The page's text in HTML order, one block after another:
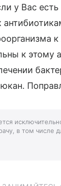
у Вас есть
к этому
в том числе